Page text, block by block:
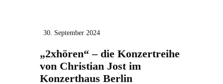
30. September 2024
„2xhören“ – die Konzertreihe
von Christian Jost im
Konzerthaus Berlin